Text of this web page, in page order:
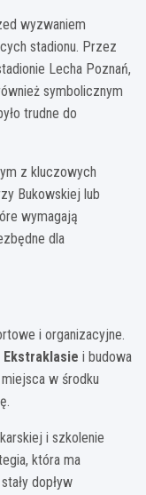
wyzwaniem
stadionu. Przez
Lecha Poznań,
symbolicznym
trudne do
z kluczowych
Bukowskiej lub
wymagają
dla
i organizacyjne.
i budowa
w środku
i szkolenie
która ma
dopływ